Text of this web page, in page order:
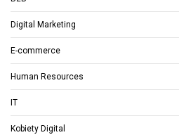
Digital Marketing
E-commerce
Human Resources
IT
Kobiety Digital